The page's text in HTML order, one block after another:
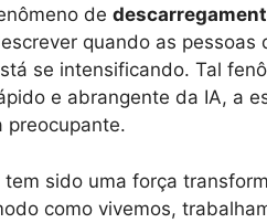
de
quando as
se intensificando. Tal
e abrangente da IA, a
preocupante.
sido uma força
como vivemos,